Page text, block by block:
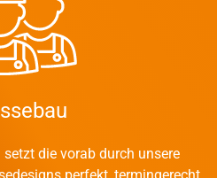
setzt die vorab durch unsere